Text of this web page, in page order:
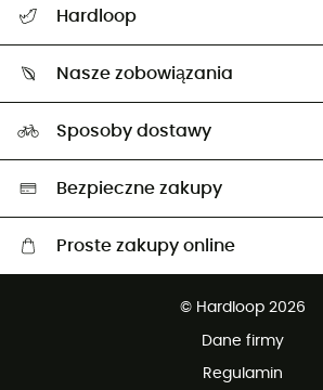
Śledzenie przesyłki
Zwrot artykułów i zwrot środków
Hardloop
Nasze zobowiązania
Neutralność węglowa
Wybrane produkty eko
Sposoby dostawy
Bezpieczne zakupy
Proste zakupy online
© Hardloop 2026
Dane firmy
Regulamin